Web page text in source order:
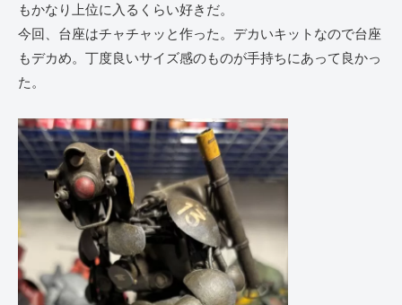
もかなり上位に入るくらい好きだ。
今回、台座はチャチャッと作った。デカいキットなので台座
もデカめ。丁度良いサイズ感のものが手持ちにあって良かっ
た。